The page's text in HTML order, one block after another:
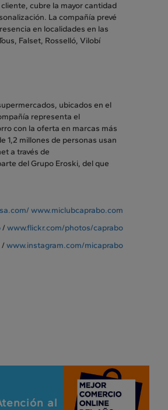
cubre la mayor cantidad
La compañía prevé
en localidades en las
Falset, Rosselló, Vilobí
ubicados en el
representa el
con la oferta en marcas más
1,2 millones de personas usan
a través de
del Grupo Eroski, del que
www.miclubcaprabo.com
/ www.flickr.com/photos/caprabo
/ www.instagram.com/micaprabo
al